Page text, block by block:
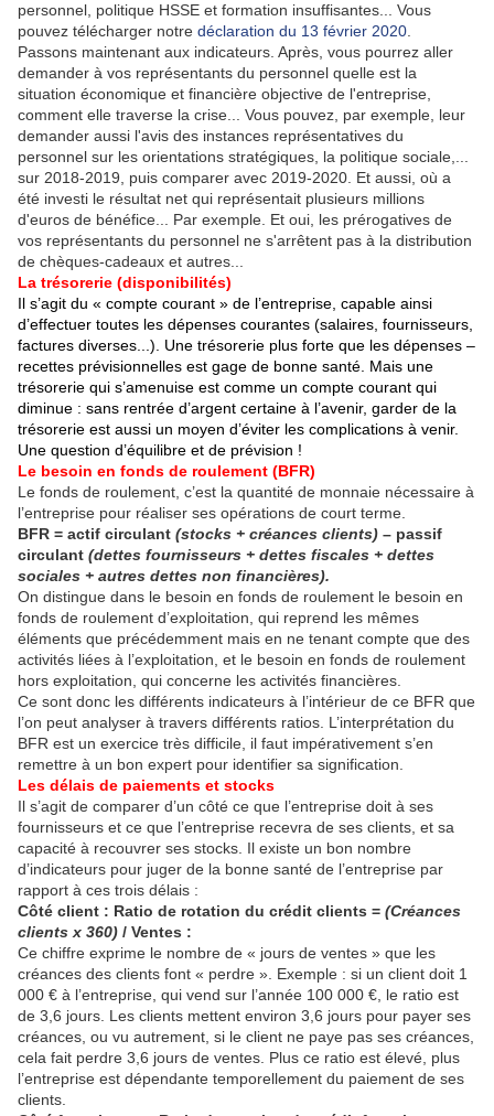
personnel, politique HSSE et formation insuffisantes... Vous
pouvez télécharger notre déclaration du 13 février 2020
Passons maintenant aux indicateurs. Après, vous pourrez aller
demander à vos représentants du personnel quelle est la
situation économique et financière objective de l'entreprise,
comment elle traverse la crise... Vous pouvez, par exemple, leur
demander aussi l'avis des instances représentatives du
personnel sur les orientations stratégiques, la politique sociale,...
sur 2018-2019, puis comparer avec 2019-2020. Et aussi, où a
été investi le résultat net qui représentait plusieurs millions
d'euros de bénéfice... Par exemple. Et oui, les prérogatives de
vos représentants du personnel ne s'arrêtent pas à la distribution
de chèques-cadeaux et autres...
La trésorerie (disponibilités)
Il s’agit du « compte courant » de l’entreprise, ca­pable ainsi
d’effectuer toutes les dépenses courantes (salaires, fournisseurs,
factures diverses...). Une trésorerie plus forte que les dépenses –
recettes prévisionnelles est gage de bonne santé. Mais une
trésorerie qui s’ame­nuise est comme un compte courant qui
diminue : sans rentrée d’argent certaine à l’avenir, garder de la
trésore­rie est aussi un moyen d’éviter les complications à venir.
Une question d’équilibre et de prévision !
Le besoin en fonds de roulement (BFR)
Le fonds de roulement, c’est la quantité de monnaie nécessaire à
l’entreprise pour réaliser ses opérations de court terme.
BFR = actif circulant (stocks + créances clients) – pas­sif
circulant (dettes fournisseurs + dettes fiscales + dettes
sociales + autres dettes non financières).
On distingue dans le besoin en fonds de roulement le besoin en
fonds de roulement d’exploitation, qui re­prend les mêmes
éléments que précédemment mais en ne tenant compte que des
activités liées à l’exploi­tation, et le besoin en fonds de roulement
hors exploitation, qui concerne les activités financières.
Ce sont donc les différents indicateurs à l’intérieur de ce BFR que
l’on peut analyser à travers différents ratios. L’interprétation du
BFR est un exercice très difficile, il faut impérativement s’en
remettre à un bon expert pour identifier sa signification.
Les délais de paiements et stocks
Il s’agit de comparer d’un côté ce que l’entreprise doit à ses
fournisseurs et ce que l’entreprise recevra de ses clients, et sa
capacité à recouvrer ses stocks. Il existe un bon nombre
d’indicateurs pour juger de la bonne santé de l’entreprise par
rapport à ces trois délais :
Côté client : Ratio de rotation du crédit clients = (Créances
clients x 360) / Ventes :
Ce chiffre exprime le nombre de « jours de ventes » que les
créances des clients font « perdre ». Exemple : si un client doit 1
000 € à l’entreprise, qui vend sur l’année 100 000 €, le ratio est
de 3,6 jours. Les clients mettent environ 3,6 jours pour payer ses
créances, ou vu autrement, si le client ne paye pas ses créances,
cela fait perdre 3,6 jours de ventes. Plus ce ratio est élevé, plus
l’entreprise est dépendante temporelle­ment du paiement de ses
clients.